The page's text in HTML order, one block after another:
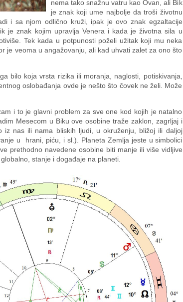
nema tako snažnu vatru kao Ovan, ali Bik
je znak koji ume najbolje da troši životnu
i sa njom odlično kruži, ipak je ovo znak egzaltacije
je znak kojim upravlja Venera i kada je životna sila u
Tek kada u potpunosti poželi užitak koji mu neka
je veoma u angažovanju, ali kad uhvati zalet za ono što
bilo koja vrsta rizika ili moranja, naglosti, potiskivanja,
oslobađanja ovde je nešto što čovek ne želi. Može
i to je glavni problem za sve one kod kojih je natalno
Mesecom u Biku ove osobine traže zaklon, zagrljaj i
nas ili nama bliskih ljudi, u okruženju, bližoj ili daljoj
u hrani, piću, i sl.). Planeta Zemlja jeste u simbolici
prethodno navedene osobine biti manje ili više vidljive
stanje i događaje na planeti.